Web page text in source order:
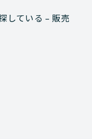
している – 販売